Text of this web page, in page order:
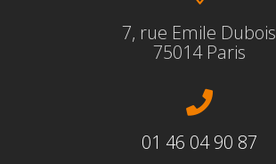
7, rue Emile Dubois
75014 Paris

01 46 04 90 87